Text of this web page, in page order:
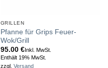
GRILLEN
Pfanne für Grips Feuer-
Wok/Grill
95.00 €Inkl. MwSt.
Enthält 19% MwSt.
zzgl. Versand